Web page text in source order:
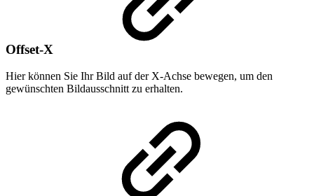
Offset-X
Hier können Sie Ihr Bild auf der X-Achse bewegen, um den
gewünschten Bildausschnitt zu erhalten.